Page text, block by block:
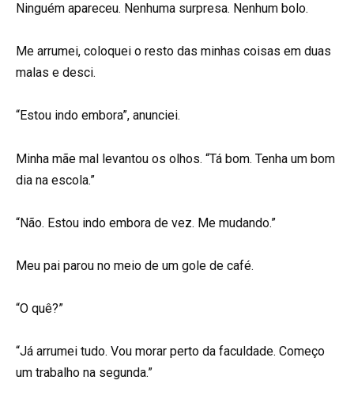
Ninguém apareceu. Nenhuma surpresa. Nenhum bolo.
Me arrumei, coloquei o resto das minhas coisas em duas
malas e desci.
“Estou indo embora”, anunciei.
Minha mãe mal levantou os olhos. “Tá bom. Tenha um bom
dia na escola.”
“Não. Estou indo embora de vez. Me mudando.”
Meu pai parou no meio de um gole de café.
“O quê?”
“Já arrumei tudo. Vou morar perto da faculdade. Começo
um trabalho na segunda.”